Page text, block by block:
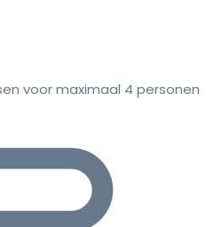
voor maximaal 4 personen